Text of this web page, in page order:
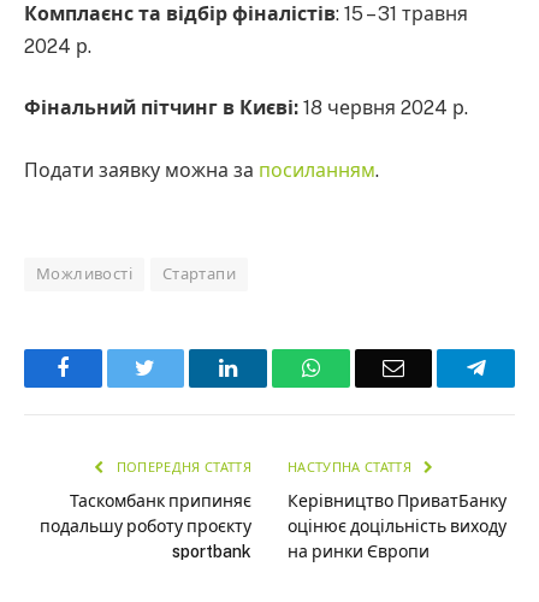
Комплаєнс та відбір фіналістів: 15 – 31 травня
2024 р.
Фінальний пітчинг в Києві: 18 червня 2024 р.
Подати заявку можна за посиланням.
Можливості Стартапи
Facebook LinkedInWhatsAppEmail
ПОПЕРЕДНЯ СТАТТЯ
Таскомбанк припиняє
подальшу роботу проєкту
sportbank
НАСТУПНА СТАТТЯ
Керівництво ПриватБанку
оцінює доцільність виходу
на ринки Європи